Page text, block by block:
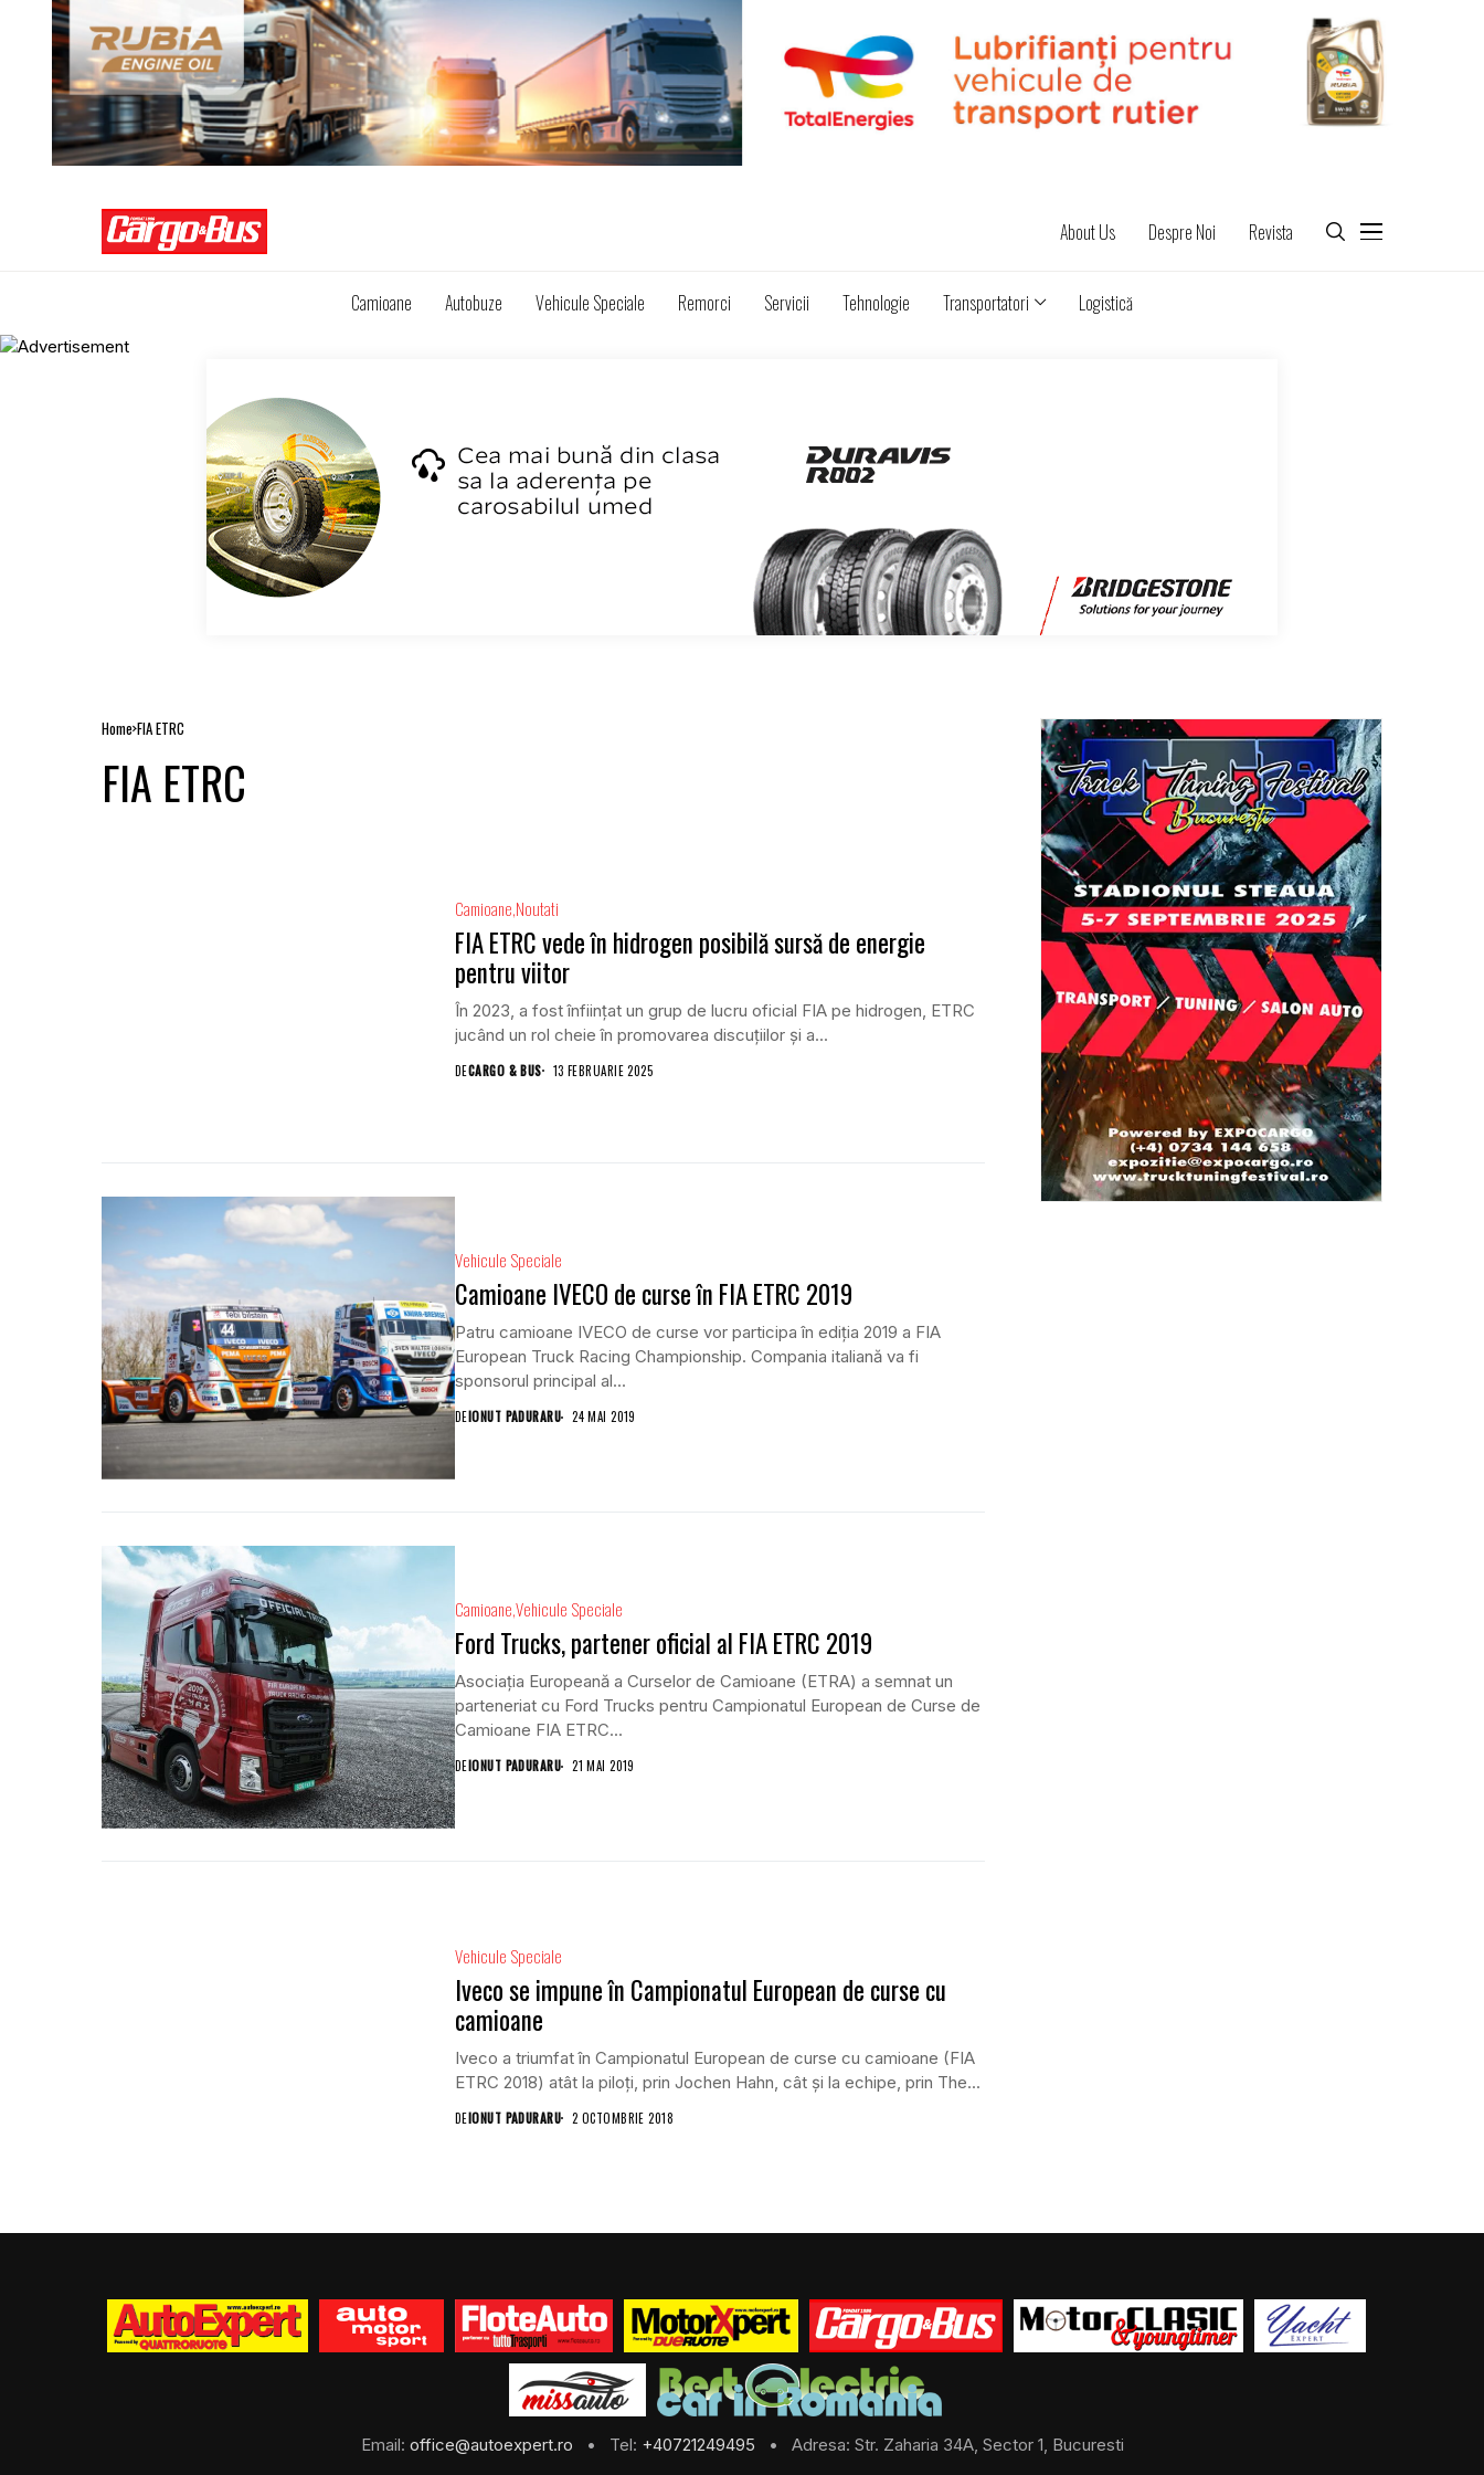
About Us Despre Noi Revista
Camioane Autobuze Vehicule Speciale Remorci Servicii Tehnologie Transportatori Logistică
Home FIA ETRC
FIA ETRC
Camioane Noutati
FIA ETRC vede în hidrogen posibilă sursă de energie
pentru viitor
În 2023, a fost înființat un grup de lucru oficial FIA pe hidrogen, ETRC
jucând un rol cheie în promovarea discuțiilor și a...
DECARGO & BUS 13 FEBRUARIE 2025
Vehicule Speciale
Camioane IVECO de curse în FIA ETRC 2019
Patru camioane IVECO de curse vor participa în ediția 2019 a FIA
European Truck Racing Championship. Compania italiană va fi
sponsorul principal al...
DEIONUT PADURARU 24 MAI 2019
CamioaneVehicule Speciale
Ford Trucks, partener oficial al FIA ETRC 2019
Asociația Europeană a Curselor de Camioane (ETRA) a semnat un
parteneriat cu Ford Trucks pentru Campionatul European de Curse de
Camioane FIA ETRC...
DEIONUT PADURARU 21 MAI 2019
Vehicule Speciale
Iveco se impune în Campionatul European de curse cu
camioane
Iveco a triumfat în Campionatul European de curse cu camioane (FIA
ETRC 2018) atât la piloți, prin Jochen Hahn, cât și la echipe, prin The...
DEIONUT PADURARU 2 OCTOMBRIE 2018
Email: office@autoexpert.ro • Tel: +40721249495 • Adresa: Str. Zaharia 34A, Sector 1, Bucuresti